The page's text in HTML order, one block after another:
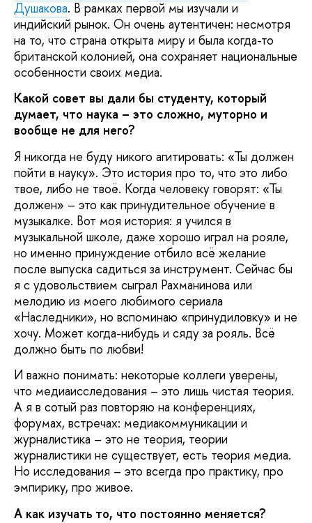
Душакова. В рамках первой мы изучали и
индийский рынок. Он очень аутентичен: несмотря
на то, что страна открыта миру и была когда-то
британской колонией, она сохраняет национальные
особенности своих медиа.
Какой совет вы дали бы студенту, который
думает, что наука – это сложно, муторно и
вообще не для него?
Я никогда не буду никого агитировать: «Ты должен
пойти в науку». Это история про то, что это либо
твое, либо не твоё. Когда человеку говорят: «Ты
должен» – это как принудительное обучение в
музыкалке. Вот моя история: я учился в
музыкальной школе, даже хорошо играл на рояле,
но именно принуждение отбило всё желание
после выпуска садиться за инструмент. Сейчас бы
я с удовольствием сыграл Рахманинова или
мелодию из моего любимого сериала
«Наследники», но вспоминаю «принудиловку» и не
хочу. Может когда-нибудь и сяду за рояль. Всё
должно быть по любви!
И важно понимать: некоторые коллеги уверены,
что медиаисследования – это лишь чистая теория.
А я в сотый раз повторяю на конференциях,
форумах, встречах: медиакоммуникации и
журналистика – это не теория, теории
журналистики не существует, есть теория медиа.
Но исследования – это всегда про практику, про
эмпирику, про живое.
А как изучать то, что постоянно меняется?